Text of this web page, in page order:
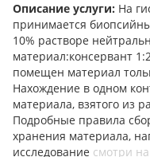
Описание услуги: На
принимается
10% растворе
материал:консервант
помещен материал
Нахождение в одном
материала, взятого из
Подробные правила
хранения материала,
исследование смотри